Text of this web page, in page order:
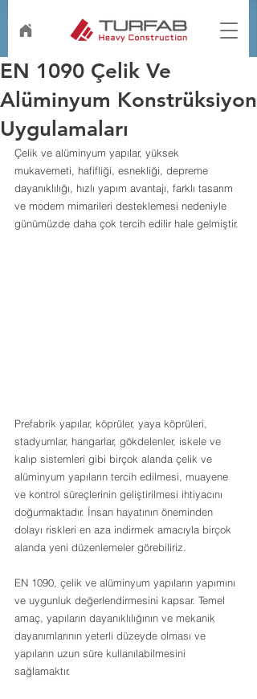
EN 1090 Çelik Ve
Alüminyum Konstrüksiyon
Uygulamaları
Çelik ve alüminyum yapılar, yüksek
mukavemeti, hafifliği, esnekliği, depreme
dayanıklılığı, hızlı yapım avantajı, farklı tasarım
ve modern mimarileri desteklemesi nedeniyle
günümüzde daha çok tercih edilir hale gelmiştir.
Prefabrik yapılar, köprüler, yaya köprüleri,
stadyumlar, hangarlar, gökdelenler, iskele ve
kalıp sistemleri gibi birçok alanda çelik ve
alüminyum yapıların tercih edilmesi, muayene
ve kontrol süreçlerinin geliştirilmesi ihtiyacını
doğurmaktadır. İnsan hayatının öneminden
dolayı riskleri en aza indirmek amacıyla birçok
alanda yeni düzenlemeler görebiliriz.
EN 1090, çelik ve alüminyum yapıların yapımını
ve uygunluk değerlendirmesini kapsar. Temel
amaç, yapıların dayanıklılığının ve mekanik
dayanımlarının yeterli düzeyde olması ve
yapıların uzun süre kullanılabilmesini
sağlamaktır.